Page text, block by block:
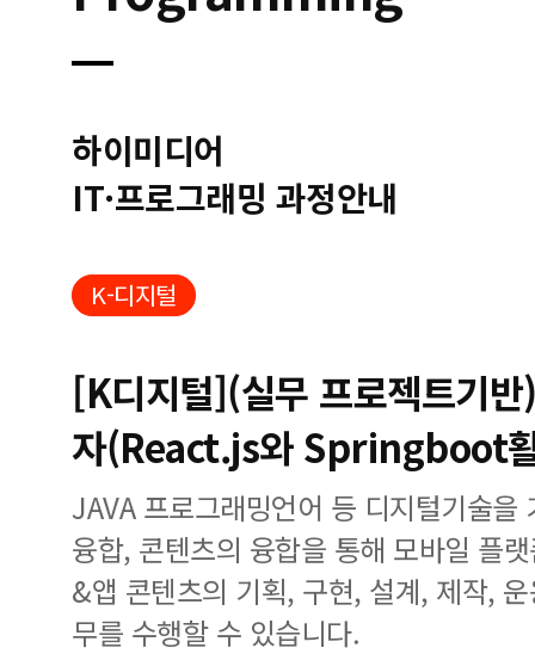
하이미디어
IT·프로그래밍 과정안내
K-디지털
[K디지털](실무 프로젝트기
자(React.js와 Springboot
JAVA 프로그래밍언어 등 디지털기술을
융합, 콘텐츠의 융합을 통해 모바일 플
&앱 콘텐츠의 기획, 구현, 설계, 제작,
무를 수행할 수 있습니다.